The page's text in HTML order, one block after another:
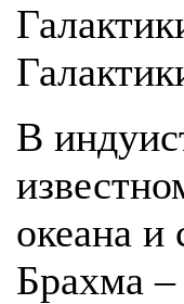
В
океана и
Брахма